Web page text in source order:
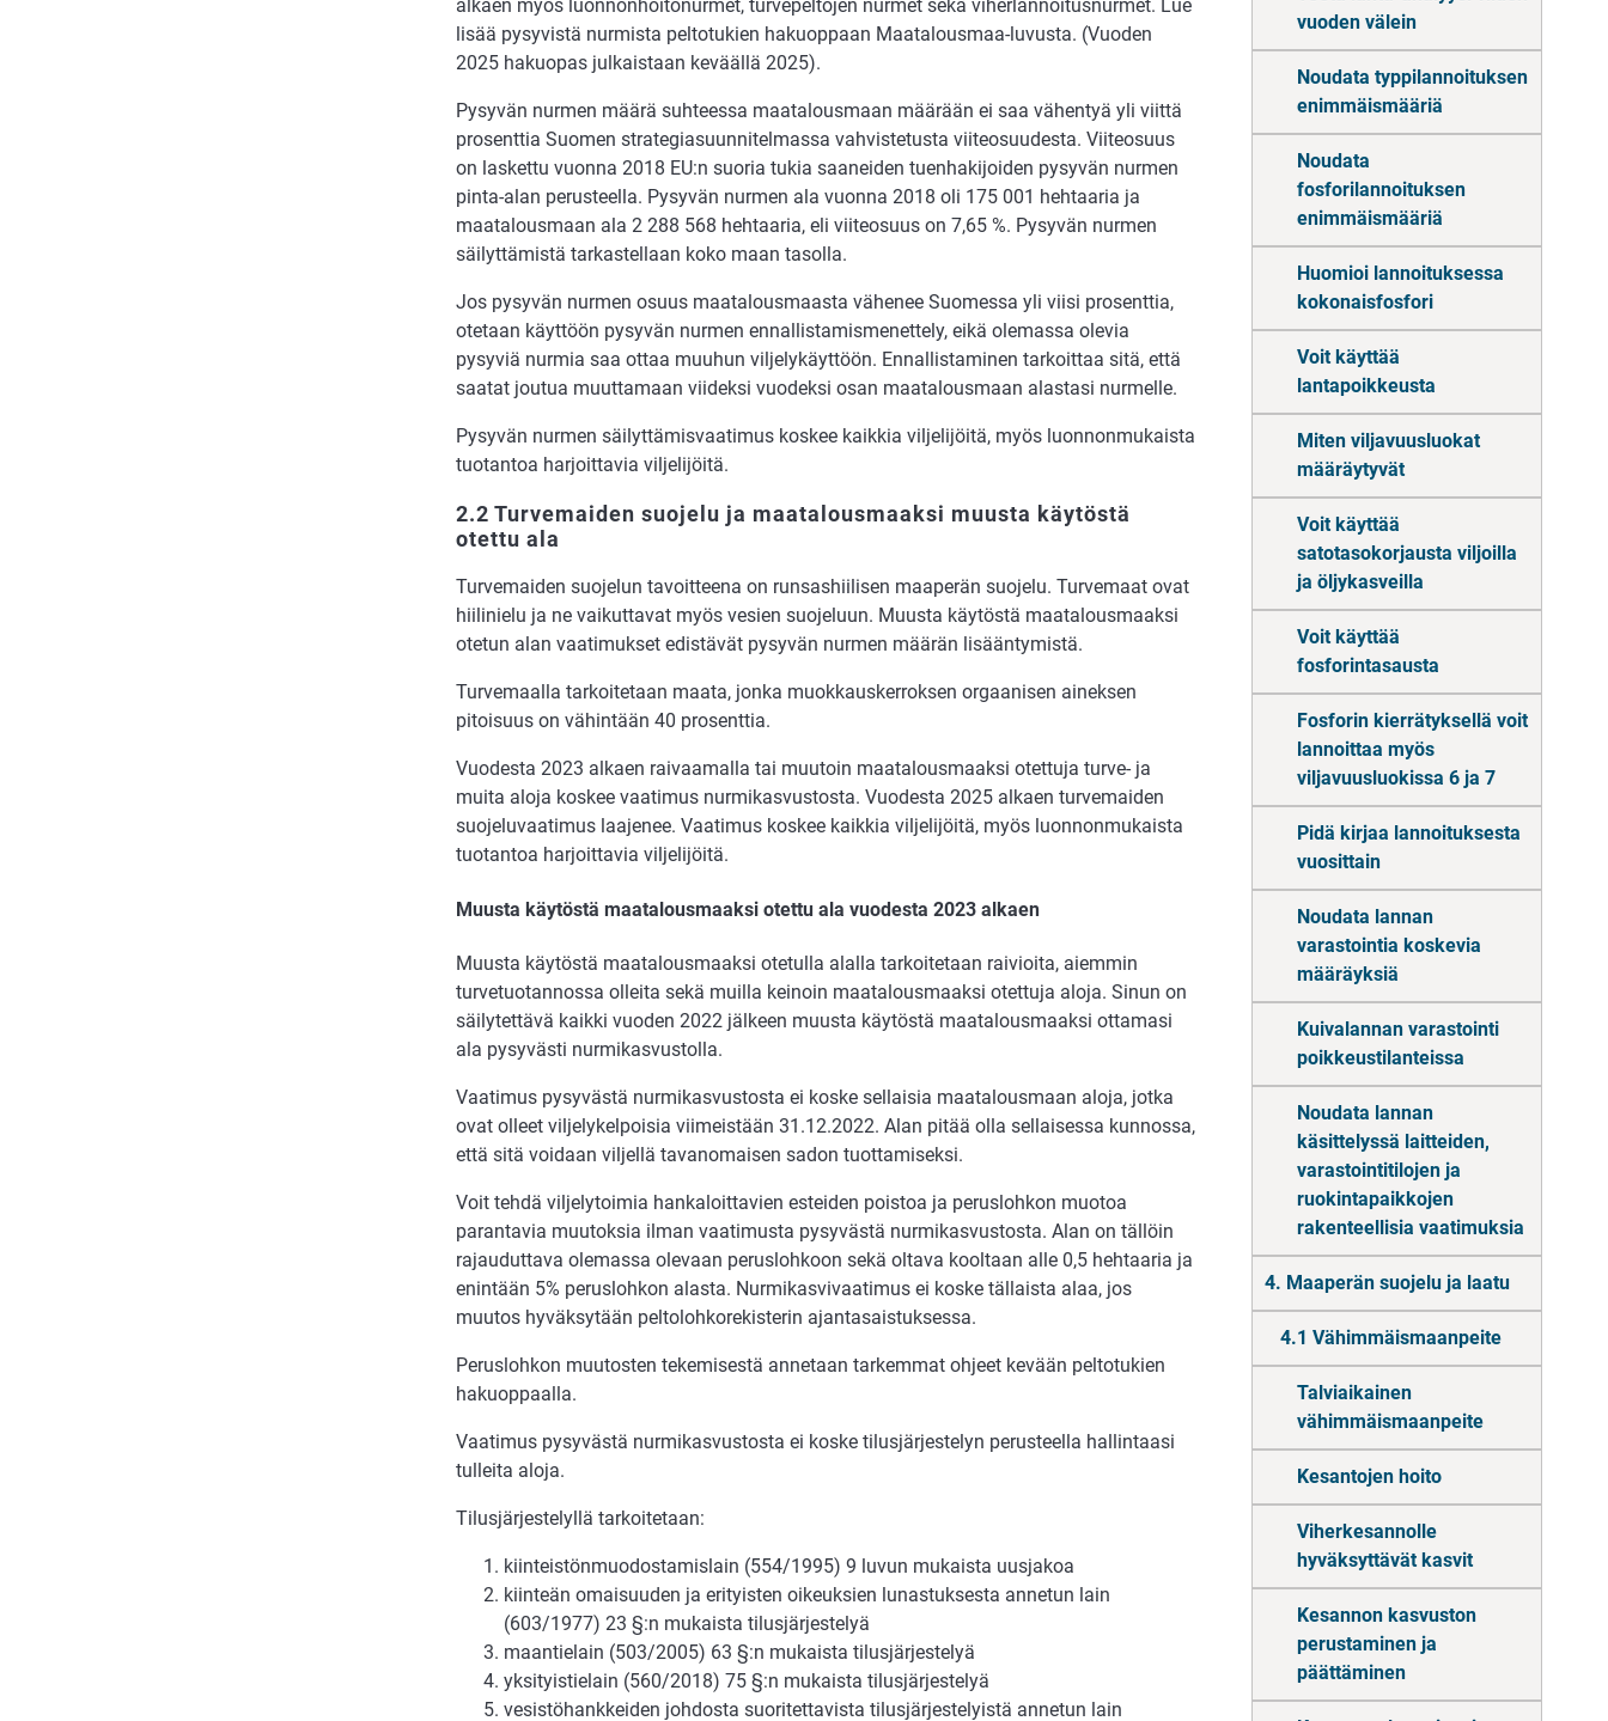
vuoden välein
Noudata typpilannoituksen
enimmäismääriä
Noudata
fosforilannoituksen
enimmäismääriä
Huomioi lannoituksessa
kokonaisfosfori
Voit käyttää
lantapoikkeusta
Miten viljavuusluokat
määräytyvät
Voit käyttää
satotasokorjausta viljoilla
ja öljykasveilla
Voit käyttää
fosforintasausta
Fosforin kierrätyksellä voit
lannoittaa myös
viljavuusluokissa 6 ja 7
Pidä kirjaa lannoituksesta
vuosittain
Noudata lannan
varastointia koskevia
määräyksiä
Kuivalannan varastointi
poikkeustilanteissa
Noudata lannan
käsittelyssä laitteiden,
varastointitilojen ja
ruokintapaikkojen
rakenteellisia vaatimuksia
4. Maaperän suojelu ja laatu
4.1 Vähimmäismaanpeite
Talviaikainen
vähimmäismaanpeite
Kesantojen hoito
Viherkesannolle
hyväksyttävät kasvit
Kesannon kasvuston
perustaminen ja
päättäminen
alkaen myös luonnonhoitonurmet, turvepeltojen nurmet sekä viherlannoitusnurmet. Lue
lisää pysyvistä nurmista peltotukien hakuoppaan Maatalousmaa-luvusta. (Vuoden
2025 hakuopas julkaistaan keväällä 2025).
Pysyvän nurmen määrä suhteessa maatalousmaan määrään ei saa vähentyä yli viittä
prosenttia Suomen strategiasuunnitelmassa vahvistetusta viiteosuudesta. Viiteosuus
on laskettu vuonna 2018 EU:n suoria tukia saaneiden tuenhakijoiden pysyvän nurmen
pinta-alan perusteella. Pysyvän nurmen ala vuonna 2018 oli 175 001 hehtaaria ja
maatalousmaan ala 2 288 568 hehtaaria, eli viiteosuus on 7,65 %. Pysyvän nurmen
säilyttämistä tarkastellaan koko maan tasolla.
Jos pysyvän nurmen osuus maatalousmaasta vähenee Suomessa yli viisi prosenttia,
otetaan käyttöön pysyvän nurmen ennallistamismenettely, eikä olemassa olevia
pysyviä nurmia saa ottaa muuhun viljelykäyttöön. Ennallistaminen tarkoittaa sitä, että
saatat joutua muuttamaan viideksi vuodeksi osan maatalousmaan alastasi nurmelle.
Pysyvän nurmen säilyttämisvaatimus koskee kaikkia viljelijöitä, myös luonnonmukaista
tuotantoa harjoittavia viljelijöitä.
2.2 Turvemaiden suojelu ja maatalousmaaksi muusta käytöstä
otettu ala
Turvemaiden suojelun tavoitteena on runsashiilisen maaperän suojelu. Turvemaat ovat
hiilinielu ja ne vaikuttavat myös vesien suojeluun. Muusta käytöstä maatalousmaaksi
otetun alan vaatimukset edistävät pysyvän nurmen määrän lisääntymistä.
Turvemaalla tarkoitetaan maata, jonka muokkauskerroksen orgaanisen aineksen
pitoisuus on vähintään 40 prosenttia.
Vuodesta 2023 alkaen raivaamalla tai muutoin maatalousmaaksi otettuja turve- ja
muita aloja koskee vaatimus nurmikasvustosta. Vuodesta 2025 alkaen turvemaiden
suojeluvaatimus laajenee. Vaatimus koskee kaikkia viljelijöitä, myös luonnonmukaista
tuotantoa harjoittavia viljelijöitä.
Muusta käytöstä maatalousmaaksi otettu ala vuodesta 2023 alkaen
Muusta käytöstä maatalousmaaksi otetulla alalla tarkoitetaan raivioita, aiemmin
turvetuotannossa olleita sekä muilla keinoin maatalousmaaksi otettuja aloja. Sinun on
säilytettävä kaikki vuoden 2022 jälkeen muusta käytöstä maatalousmaaksi ottamasi
ala pysyvästi nurmikasvustolla.
Vaatimus pysyvästä nurmikasvustosta ei koske sellaisia maatalousmaan aloja, jotka
ovat olleet viljelykelpoisia viimeistään 31.12.2022. Alan pitää olla sellaisessa kunnossa,
että sitä voidaan viljellä tavanomaisen sadon tuottamiseksi.
Voit tehdä viljelytoimia hankaloittavien esteiden poistoa ja peruslohkon muotoa
parantavia muutoksia ilman vaatimusta pysyvästä nurmikasvustosta. Alan on tällöin
rajauduttava olemassa olevaan peruslohkoon sekä oltava kooltaan alle 0,5 hehtaaria ja
enintään 5% peruslohkon alasta. Nurmikasvivaatimus ei koske tällaista alaa, jos
muutos hyväksytään peltolohkorekisterin ajantasaistuksessa.
Peruslohkon muutosten tekemisestä annetaan tarkemmat ohjeet kevään peltotukien
hakuoppaalla.
Vaatimus pysyvästä nurmikasvustosta ei koske tilusjärjestelyn perusteella hallintaasi
tulleita aloja.
Tilusjärjestelyllä tarkoitetaan:
kiinteistönmuodostamislain (554/1995) 9 luvun mukaista uusjakoa
kiinteän omaisuuden ja erityisten oikeuksien lunastuksesta annetun lain
(603/1977) 23 §:n mukaista tilusjärjestelyä
maantielain (503/2005) 63 §:n mukaista tilusjärjestelyä
yksityistielain (560/2018) 75 §:n mukaista tilusjärjestelyä
vesistöhankkeiden johdosta suoritettavista tilusjärjestelyistä annetun lain